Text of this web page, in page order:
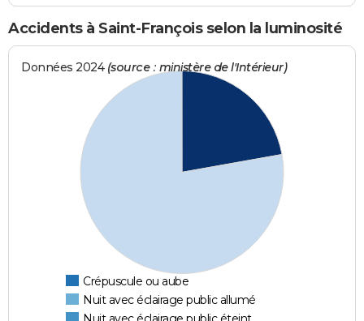
Accidents à Saint-François selon la luminosité
Données 2024 (source : ministère de l'Intérieur)
Crépuscule ou aube
Nuit avec éclairage public allumé